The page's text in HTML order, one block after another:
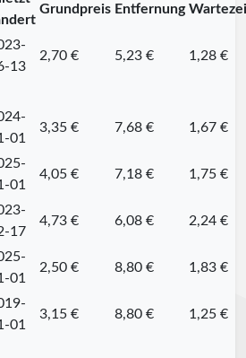
Grundpreis Entfernung
13
2,70 € 5,23 € 1,28 €
01
3,35 € 7,68 € 1,67 €
01
4,05 € 7,18 € 1,75 €
17
4,73 € 6,08 € 2,24 €
01
2,50 € 8,80 € 1,83 €
01
3,15 € 8,80 € 1,25 €